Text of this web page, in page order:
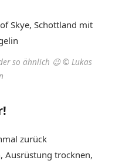
so ähnlich 😉 © Lukas
zurück
Ausrüstung trocknen,